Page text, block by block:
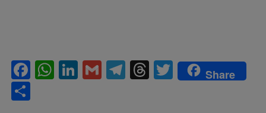
F W Li G T T T
w
Share